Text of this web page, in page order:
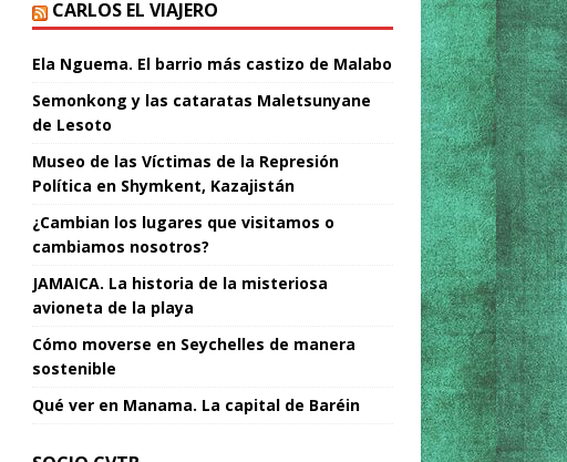
CARLOS EL VIAJERO
Ela Nguema. El barrio más castizo de Malabo
Semonkong y las cataratas Maletsunyane
de Lesoto
Museo de las Víctimas de la Represión
Política en Shymkent, Kazajistán
¿Cambian los lugares que visitamos o
cambiamos nosotros?
JAMAICA. La historia de la misteriosa
avioneta de la playa
Cómo moverse en Seychelles de manera
sostenible
Qué ver en Manama. La capital de Baréin